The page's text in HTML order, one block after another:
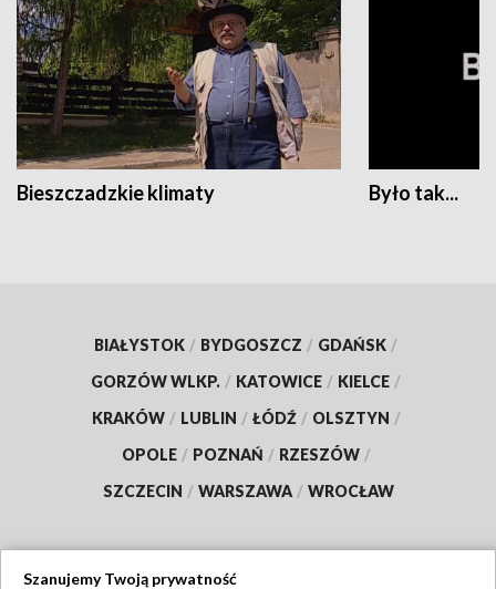
Bieszczadzkie klimaty Było tak...
BIAŁYSTOK / BYDGOSZCZ / GDAŃSK /
GORZÓW WLKP. / KATOWICE / KIELCE /
KRAKÓW / LUBLIN / ŁÓDŹ / OLSZTYN /
OPOLE / POZNAŃ / RZESZÓW /
SZCZECIN / WARSZAWA / WROCŁAW
Szanujemy Twoją prywatność